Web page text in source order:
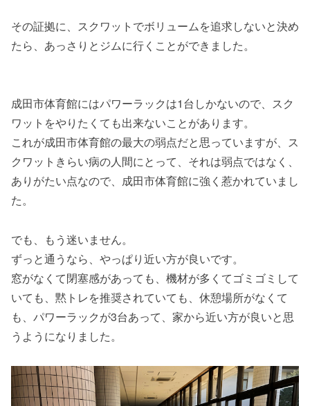
その証拠に、スクワットでボリュームを追求しないと決め
たら、あっさりとジムに行くことができました。
成田市体育館にはパワーラックは1台しかないので、スク
ワットをやりたくても出来ないことがあります。
これが成田市体育館の最大の弱点だと思っていますが、ス
クワットきらい病の人間にとって、それは弱点ではなく、
ありがたい点なので、成田市体育館に強く惹かれていまし
た。
でも、もう迷いません。
ずっと通うなら、やっぱり近い方が良いです。
窓がなくて閉塞感があっても、機材が多くてゴミゴミして
いても、黙トレを推奨されていても、休憩場所がなくて
も、パワーラックが3台あって、家から近い方が良いと思
うようになりました。